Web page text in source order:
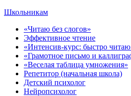
Школьникам
«Читаю без слогов»
Эффективное чтение
«Интенсив-курс: быстро
«Грамотное письмо и
«Веселая таблица умножения»
Репетитор (начальная школа)
Детский психолог
Нейропсихолог